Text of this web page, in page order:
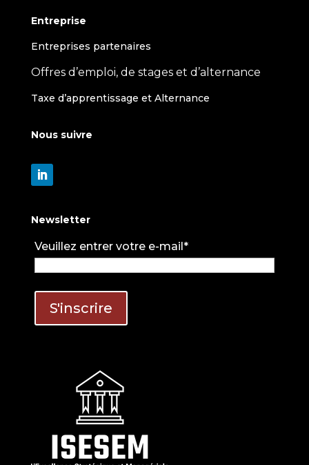
Entreprise
Entreprises partenaires
Offres d’emploi, de stages et d’alternance
Taxe d’apprentissage et Alternance
Nous suivre
Newsletter
Veuillez entrer votre e-mail*